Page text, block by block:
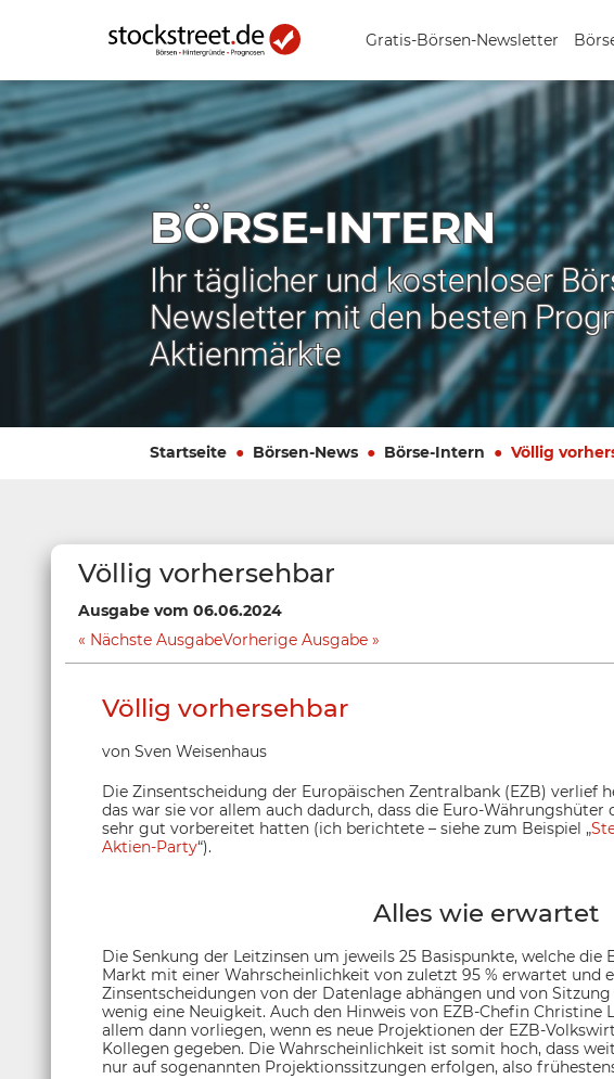
Gratis-Börsen-Newsletter
BÖRSE-INTERN
Ihr täglicher und kostenloser
Newsletter mit den besten
Aktienmärkte
Startseite Börsen-News Börse-Intern Völlig
Völlig vorhersehbar
Ausgabe vom 06.06.2024
Nächste AusgabeVorherige Ausgabe
Völlig vorhersehbar
von Sven Weisenhaus
Die Zinsentscheidung der Europäischen Zentralbank (EZB) verlief
das war sie vor allem auch dadurch, dass die Euro-
sehr gut vorbereitet hatten (ich berichtete – siehe zum Beispiel „
Aktien-Party“).
Alles wie erwartet
Die Senkung der Leitzinsen um jeweils 25 Basispunkte, welche die
Markt mit einer Wahrscheinlichkeit von zuletzt 95 % erwartet und
Zinsentscheidungen von der Datenlage abhängen und von
wenig eine Neuigkeit. Auch den Hinweis von EZB-Chefin Christine
allem dann vorliegen, wenn es neue Projektionen der EZB-
Kollegen gegeben. Die Wahrscheinlichkeit ist somit hoch, dass
nur auf sogenannten Projektionssitzungen erfolgen, also